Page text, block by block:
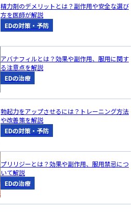
精力剤のデメリットとは？副作用や安全な選び
方を医師が解説
EDの対策・予防
アバナフィルとは？効果や副作用、服用に関す
る注意点を解説
EDの治療
勃起力をアップさせるには？トレーニング方法
や改善策を解説
EDの対策・予防
プリリジーとは？効果や副作用、服用禁忌につ
いて解説
EDの治療